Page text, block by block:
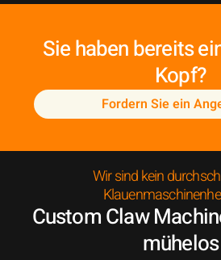
Sie haben bereits
Kopf?
Fordern Sie ein
Wir sind kein
Custom Claw
mühelos